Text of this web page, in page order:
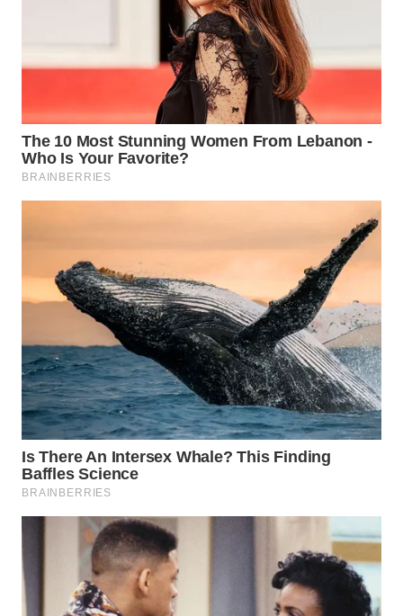
TANGERANG
WN
BINJAI
WN
INDRAMAYU
WN
WN
MAJALENGKA
WN
SUBANG
SUKABUMI
PURWAKARTA